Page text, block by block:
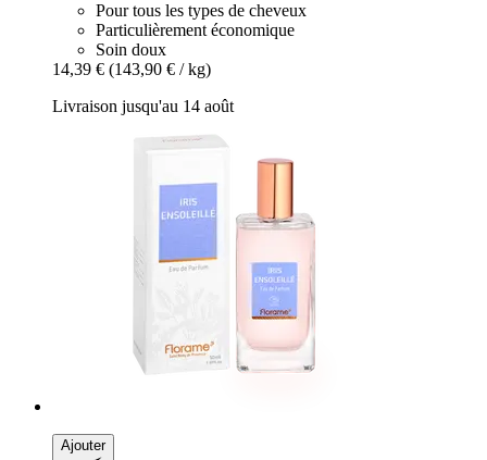
Pour tous les types de cheveux
Particulièrement économique
Soin doux
14,39 € (143,90 € / kg)
Livraison jusqu'au 14 août
Ajouter